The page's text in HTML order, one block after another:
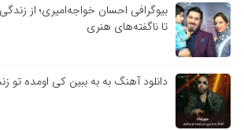
بیوگرافی احسان خواجه‌امیری؛ از
تا ناگفته‌های هنری
دانلود آهنگ به به ببین کی اومده تو